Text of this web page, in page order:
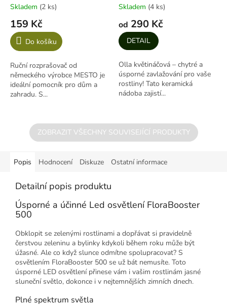
Skladem (2 ks)
159 Kč
Do košíku
Ruční rozprašovač od
německého výrobce MESTO je
ideální pomocník pro dům a
zahradu. S...
Skladem (4 ks)
od 290 Kč
DETAIL
Olla květináčová – chytré a
úsporné zavlažování pro vaše
rostliny! Tato keramická
nádoba zajistí...
ZOBRAZIT VŠECHNY SOUVISEJÍCÍ PRODUKTY
Popis Hodnocení Diskuze Ostatní informace
Detailní popis produktu
Úsporné a účinné Led osvětlení FloraBooster
500
Obklopit se zelenými rostlinami a dopřávat si pravidelně
čerstvou zeleninu a bylinky kdykoli během roku může být
úžasné. Ale co když slunce odmítne spolupracovat? S
osvětlením FloraBooster 500 se už bát nemusíte. Toto
úsporné LED osvětlení přinese vám i vašim rostlinám jasné
sluneční světlo, dokonce i v nejtemnějších zimních dnech.
Plné spektrum světla